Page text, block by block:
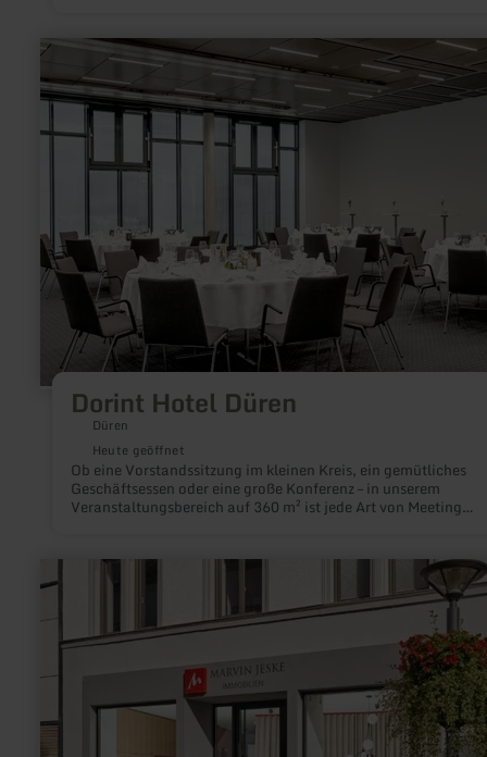
Dorint Hotel Düren
Düren
Heute geöffnet
Ob eine Vorstandssitzung im kleinen Kreis, ein gemütliches
Geschäftsessen oder eine große Konferenz – in unserem
Veranstaltungsbereich auf 360 m² ist jede Art von Meeting
mehr
zu:
Dorint
Düren
erfahren
Space